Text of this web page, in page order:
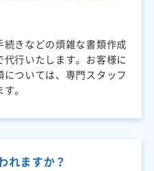
きなどの煩雑な書類作成
行いたします。お客様に
ついては、専門スタッフ
。
れますか？